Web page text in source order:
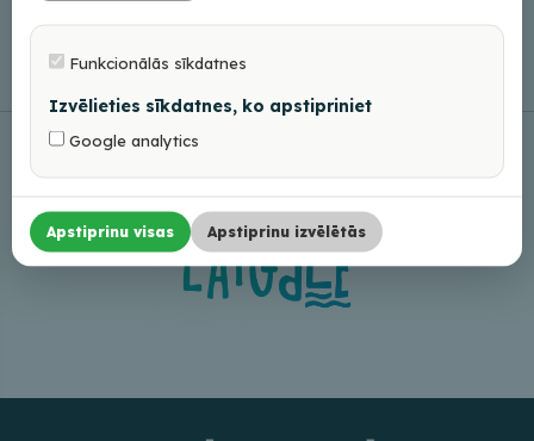
Funkcionālās sīkdatnes
Izvēlieties sīkdatnes, ko apstipriniet
Google analytics
Apstiprinu visas Apstiprinu izvēlētās